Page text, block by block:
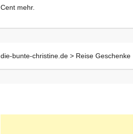
Cent mehr.
die-bunte-christine.de > Reise Geschenke